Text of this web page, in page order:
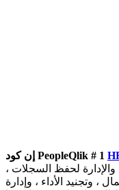
إن كود PeopleQlik # 1
والإدارة لحفظ السجلات ،
، وتجنيد الأداء ، وإدارة